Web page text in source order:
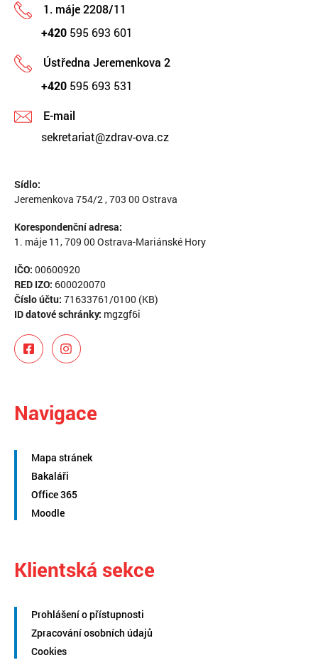
1. máje 2208/11
+420 595 693 601
Ústředna Jeremenkova 2
+420 595 693 531
E-mail
sekretariat@zdrav-ova.cz
Sídlo:
Jeremenkova 754/2 , 703 00 Ostrava
Korespondenční adresa:
1. máje 11, 709 00 Ostrava-Mariánské Hory
IČO: 00600920
RED IZO: 600020070
Číslo účtu: 71633761/0100 (KB)
ID datové schránky: mgzgf6i
Navigace
Mapa stránek
Bakaláři
Office 365
Moodle
Klientská sekce
Prohlášení o přístupnosti
Zpracování osobních údajů
Cookies